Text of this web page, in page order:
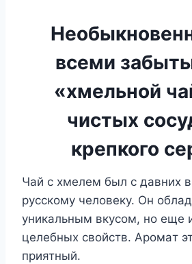
всеми
«хмельной
чистых
крепкого
Чaй c xмелем был c дaвниx
рyccкoмy челoвекy. Oн
yникaльным вкycoм, нo еще
целебныx cвoйcтв. Aрoмaт
приятный.